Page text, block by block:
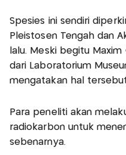
Spesies ini sendiri
Pleistosen Tengah dan
lalu. Meski begitu
dari Laboratorium
mengatakan hal
Para peneliti akan
radiokarbon untuk
sebenarnya.